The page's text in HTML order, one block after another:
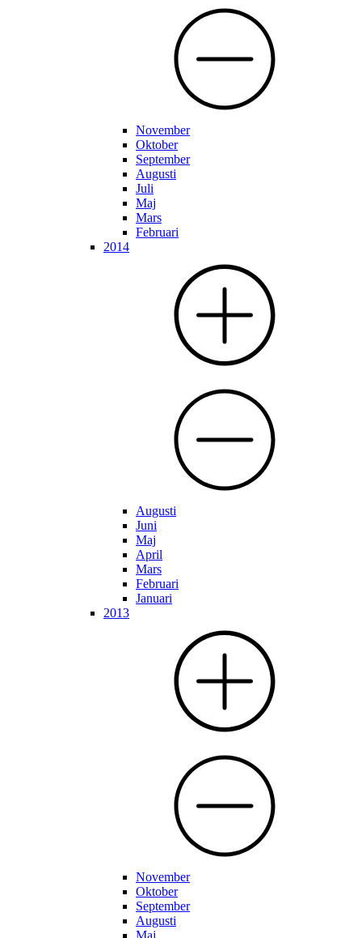
November
Oktober
September
Augusti
Juli
Maj
Mars
Februari
2014
Augusti
Juni
Maj
April
Mars
Februari
Januari
2013
November
Oktober
September
Augusti
Maj